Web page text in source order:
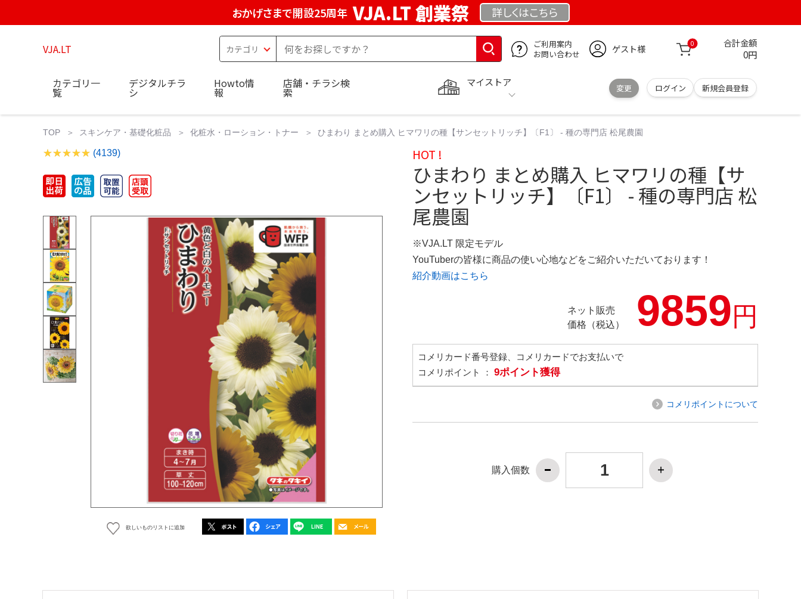
おかげさまで開設25周年 VJA.LT 創業祭 詳しくはこちら
VJA.LT
ご利用案内
お問い合わせ
ゲスト様 0 合計金額
0円
マイストア
変更 ログイン 新規会員登録
カテゴリ一
覧
デジタルチラ
シ
Howto情
報
店舗・チラシ検
索
TOP スキンケア・基礎化粧品 化粧水・ローション・トナー ひまわり まとめ購入 ヒマワリの種【サンセットリッチ】〔F1〕 - 種の専門店 松尾農園
(4139)
欲しいものリストに追加
HOT !
ひまわり まとめ購入 ヒマワリの種【サ
ンセットリッチ】〔F1〕 - 種の専門店 松
尾農園
※VJA.LT 限定モデル
YouTuberの皆様に商品の使い心地などをご紹介いただいております！
紹介動画はこちら
ネット販売
価格（税込）
9859円
コメリカード番号登録、コメリカードでお支払いで
コメリポイント ： 9ポイント獲得
コメリポイントについて
購入個数